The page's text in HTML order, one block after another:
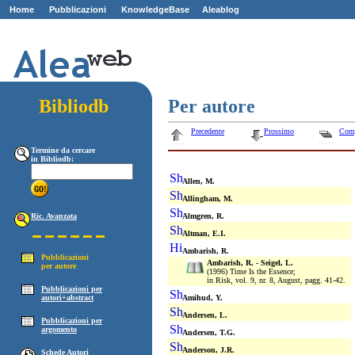
Home Pubblicazioni KnowledgeBase Aleablog
Bibliodb Per autore
Termine da cercare
in Bibliodb:
Ric. Avanzata
Pubblicazioni
per autore
Pubblicazioni per
autori+abstract
Pubblicazioni per
argomento
Schede Autori
Precedente Prossimo
Allen, M.
Allingham, M.
Almgren, R.
Altman, E.I.
Ambarish, R.
Ambarish, R. - Seigel, L.
(1996) Time Is the Essence;
in Risk, vol. 9, nr. 8, August, pagg. 41-42.
Amihud, Y.
Andersen, L.
Andersen, T.G.
Anderson, J.R.